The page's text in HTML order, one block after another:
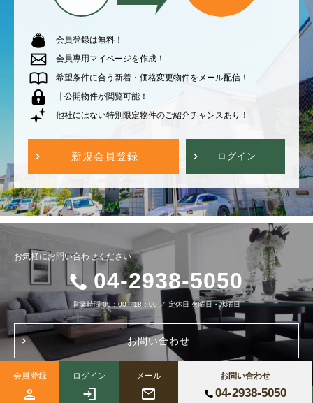
会員登録 ログイン メール お問い合わせ
04-2938-5050
会員登録は無料！
会員専用マイページを作成！
希望条件に合う新着・価格変更物件をメール配信！
非公開物件が閲覧可能！
他社にはない特別限定物件のご紹介チャンスあり！
新規会員登録 ログイン
お気軽にお問い合わせください
04-2938-5050
営業時間 09：00～18：00 ／ 定休日 火曜日・水曜日
お問い合わせ
Copyright (c) 株式会社ブルーノートホーム All Right Reserved.